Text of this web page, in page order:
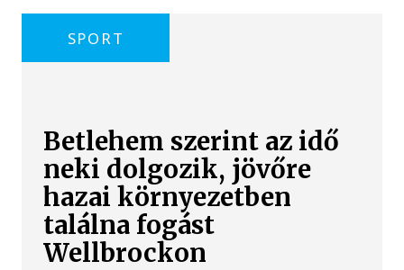
SPORT
Betlehem szerint az idő
neki dolgozik, jövőre
hazai környezetben
találna fogást
Wellbrockon